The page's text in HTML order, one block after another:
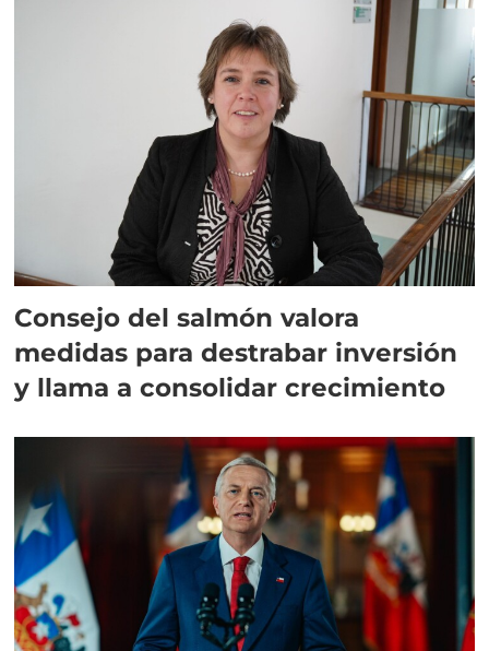
Consejo del salmón valora
medidas para destrabar inversión
y llama a consolidar crecimiento